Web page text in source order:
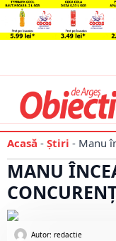
Acasă - Știri - Manu
MANU
Autor: redactie